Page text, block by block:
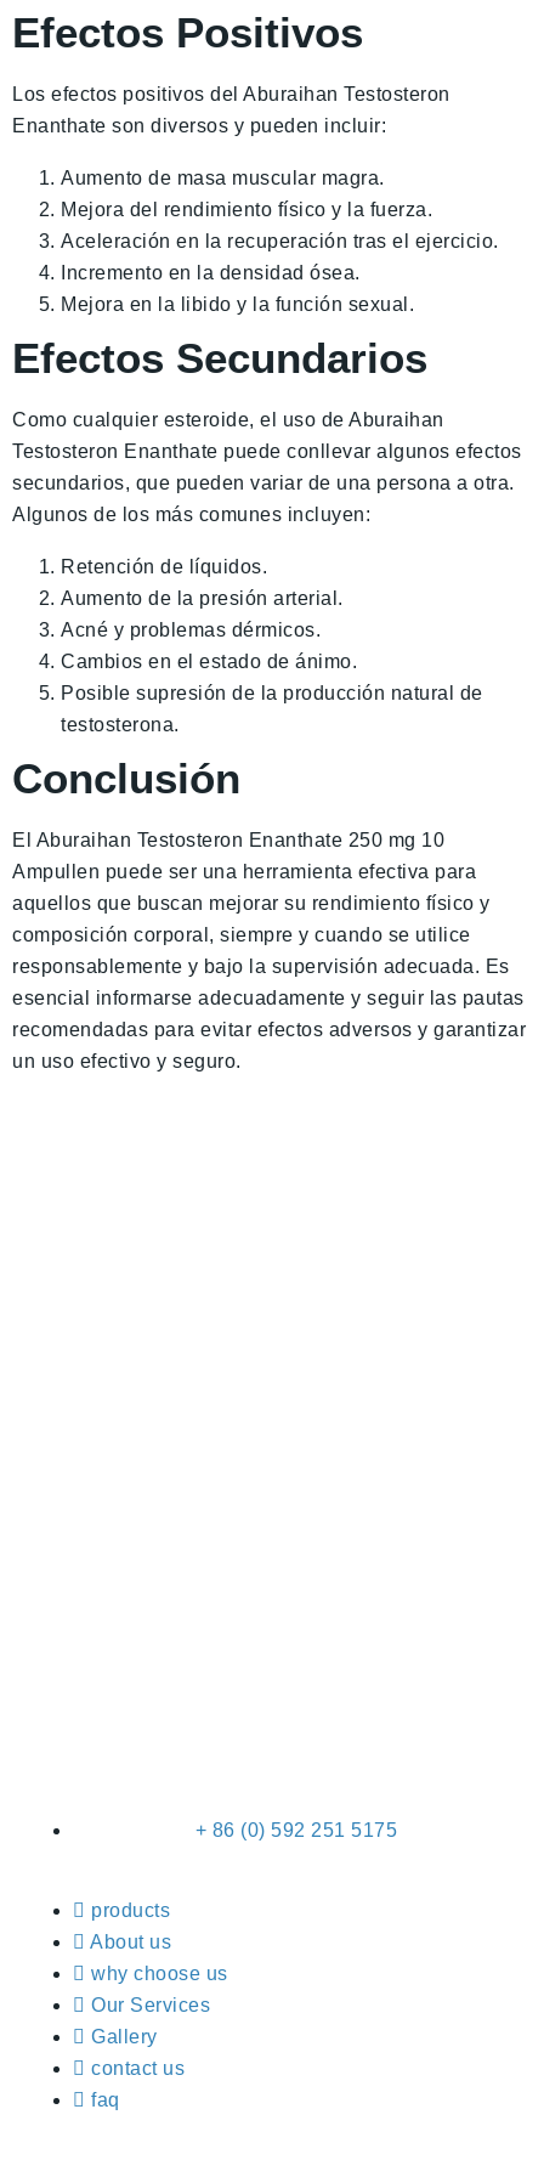
Efectos Positivos
Los efectos positivos del Aburaihan Testosteron
Enanthate son diversos y pueden incluir:
Aumento de masa muscular magra.
Mejora del rendimiento físico y la fuerza.
Aceleración en la recuperación tras el ejercicio.
Incremento en la densidad ósea.
Mejora en la libido y la función sexual.
Efectos Secundarios
Como cualquier esteroide, el uso de Aburaihan
Testosteron Enanthate puede conllevar algunos efectos
secundarios, que pueden variar de una persona a otra.
Algunos de los más comunes incluyen:
Retención de líquidos.
Aumento de la presión arterial.
Acné y problemas dérmicos.
Cambios en el estado de ánimo.
Posible supresión de la producción natural de
testosterona.
Conclusión
El Aburaihan Testosteron Enanthate 250 mg 10
Ampullen puede ser una herramienta efectiva para
aquellos que buscan mejorar su rendimiento físico y
composición corporal, siempre y cuando se utilice
responsablemente y bajo la supervisión adecuada. Es
esencial informarse adecuadamente y seguir las pautas
recomendadas para evitar efectos adversos y garantizar
un uso efectivo y seguro.
+ 86 (0) 592 251 5175
products
About us
why choose us
Our Services
Gallery
contact us
faq